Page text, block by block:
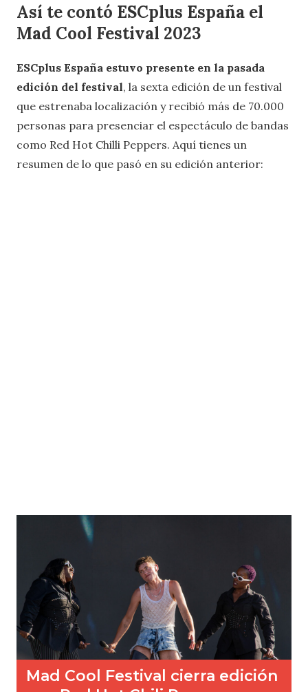
Así te contó ESCplus España el
Mad Cool Festival 2023
ESCplus España estuvo presente en la pasada
edición del festival, la sexta edición de un festival
que estrenaba localización y recibió más de 70.000
personas para presenciar el espectáculo de bandas
como Red Hot Chilli Peppers. Aquí tienes un
resumen de lo que pasó en su edición anterior: